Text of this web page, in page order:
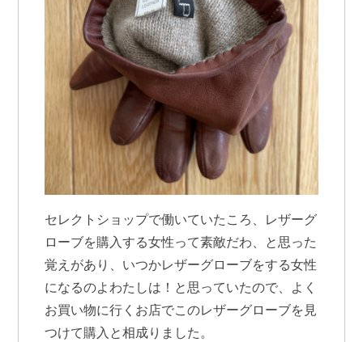
セレクトショップで働いていたころ、レザーグ
ローブを購入する女性って素敵だわ、と思った
覚えがあり、いつかレザーグローブをする女性
になるのよわたしは！と思っていたので、よく
お買い物に行くお店でこのレザーグローブを見
つけて購入と相成りました。